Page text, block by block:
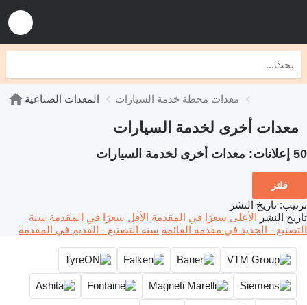
المعدات الصناعية معدات محطة خدمة السيارات
معدات أخرى لخدمة السيارات
50 إعلانات: معدات أخرى لخدمة السيارات
فلتر
ترتيب: تاريخ النشر
تاريخ النشر الأعلى سعرًا في المقدمة الأقل سعرًا في المقدمة سنة
التصنيع - الجديد في مقدمة القائمة سنة التصنيع - القديم في المقدمة